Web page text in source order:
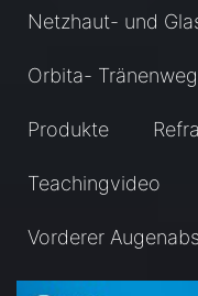
Netzhaut- und
Orbita-
Produkte
Teachingvideo
Vorderer